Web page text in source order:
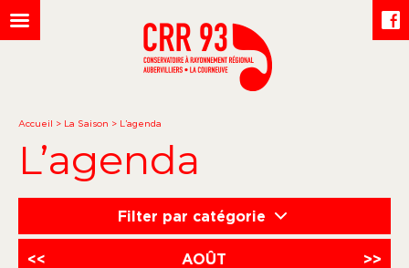
Accueil > La Saison > L’agenda
L’agenda
Filter par catégorie
<< AOÛT >>